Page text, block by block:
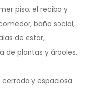
piso, el recibo y
baño social,
de estar,
de plantas y árboles.
y espaciosa